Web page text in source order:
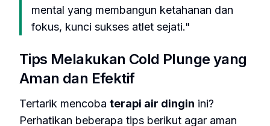
mental yang membangun ketahanan dan
fokus, kunci sukses atlet sejati."
Tips Melakukan Cold Plunge yang
Aman dan Efektif
Tertarik mencoba terapi air dingin ini?
Perhatikan beberapa tips berikut agar aman